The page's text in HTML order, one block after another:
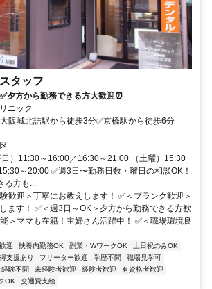
タッフ
夕方から勤務できる方大歓迎⏰
ニック
阪城北詰駅から徒歩3分✅京橋駅から徒歩6分
）11:30～16:00／16:30～21:00 （土曜）15:30
～20:00 ✅週3日〜勤務日数・曜日の相談OK！
る方も...
歓迎＞丁寧にお教えします！ ✅＜ブランク歓迎＞
ます！ ✅＜週3日～OK＞夕方から勤務できる方歓
＞ママも在籍！主婦さん活躍中！ ✅＜職場環境良
迎 扶養内勤務OK 副業・WワークOK
土日祝のみOK
支援あり フリーター歓迎 学歴不問
職場見学可
経験不問 未経験者歓迎 経験者歓迎
有資格者歓迎
OK 交通費支給